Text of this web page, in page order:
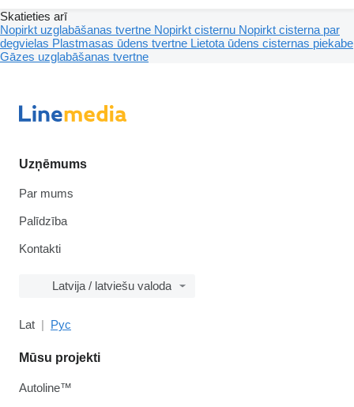
Skatieties arī
Nopirkt uzglabāšanas tvertne Nopirkt cisternu Nopirkt cisterna par
degvielas Plastmasas ūdens tvertne Lietota ūdens cisternas piekabe
Gāzes uzglabāšanas tvertne
Uzņēmums
Par mums
Palīdzība
Kontakti
Latvija / latviešu valoda
Lat Рус
Mūsu projekti
Autoline™